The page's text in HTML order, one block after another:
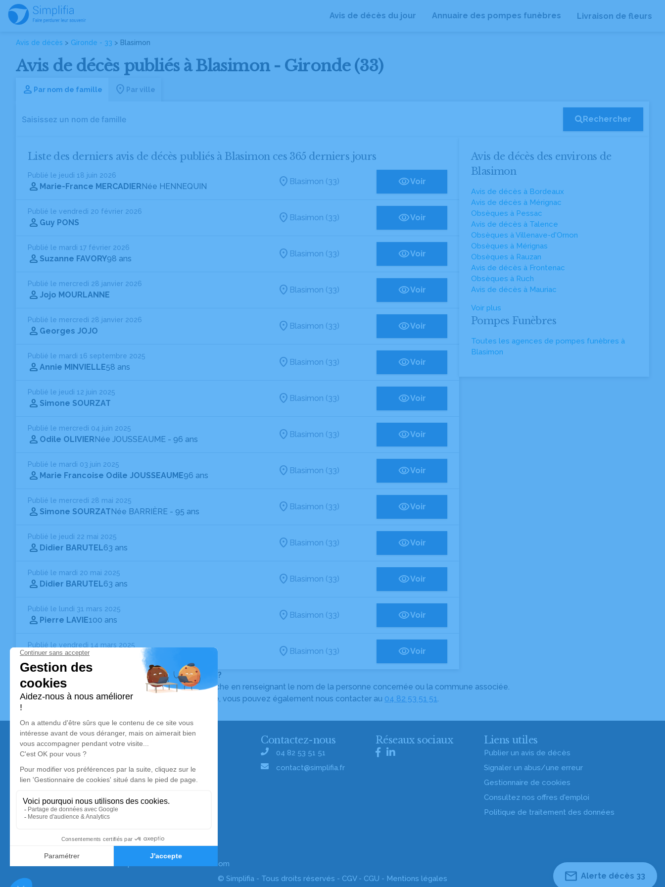
Avis de décès du jour Annuaire des pompes funèbres Livraison de fleurs
Avis de décès > Gironde - 33 > Blasimon
Avis de décès publiés à Blasimon - Gironde (33)
Par nom de famille Par ville
Rechercher
Liste des derniers avis de décès publiés à Blasimon ces 365 derniers jours
Publié le jeudi 18 juin 2026
Marie-France MERCADIERNée HENNEQUIN
Blasimon (33) Voir
Publié le vendredi 20 février 2026
Guy PONS
Blasimon (33) Voir
Publié le mardi 17 février 2026
Suzanne FAVORY98 ans
Blasimon (33) Voir
Publié le mercredi 28 janvier 2026
Jojo MOURLANNE
Blasimon (33) Voir
Publié le mercredi 28 janvier 2026
Georges JOJO
Blasimon (33) Voir
Publié le mardi 16 septembre 2025
Annie MINVIELLE58 ans
Blasimon (33) Voir
Publié le jeudi 12 juin 2025
Simone SOURZAT
Blasimon (33) Voir
Publié le mercredi 04 juin 2025
Odile OLIVIERNée JOUSSEAUME - 96 ans
Blasimon (33) Voir
Publié le mardi 03 juin 2025
Marie Francoise Odile JOUSSEAUME96 ans
Blasimon (33) Voir
Publié le mercredi 28 mai 2025
Simone SOURZATNée BARRIÈRE - 95 ans
Blasimon (33) Voir
Publié le jeudi 22 mai 2025
Didier BARUTEL63 ans
Blasimon (33) Voir
Publié le mardi 20 mai 2025
Didier BARUTEL63 ans
Blasimon (33) Voir
Publié le lundi 31 mars 2025
Pierre LAVIE100 ans
Blasimon (33) Voir
Publié le vendredi 14 mars 2025
Pierre GENSON
Blasimon (33) Voir
Avis de décès des environs de
Blasimon
Avis de décès à Bordeaux
Avis de décès à Mérignac
Obsèques à Pessac
Avis de décès à Talence
Obsèques à Villenave-d'Ornon
Obsèques à Mérignas
Obsèques à Rauzan
Avis de décès à Frontenac
Obsèques à Ruch
Avis de décès à Mauriac
Voir plus
Pompes Funèbres
Toutes les agences de pompes funèbres à
Blasimon
Vous ne trouvez pas l’avis de décès recherché ?
Pour affiner votre recherche, utilisez la barre de recherche en renseignant le nom de la personne concernée ou la commune associée.
Pour toute question relative au fonctionnement du site, vous pouvez également nous contacter au 04 82 53 51 51.
Alerte décès 33
Nos services
Avis de décès
Liste des familles
Annuaire des pompes funèbres
Livraison de fleurs
Simplifia est membre de la Silver Alliance,
premier collectif de marques dédié au mieux vieillir
www.silveralliance.com
Contactez-nous
04 82 53 51 51
contact@simplifia.fr
Réseaux sociaux Liens utiles
Publier un avis de décès
Signaler un abus/une erreur
Gestionnaire de cookies
Consultez nos offres d'emploi
Politique de traitement des données
© Simplifia - Tous droits réservés - CGV- CGU - Mentions légales